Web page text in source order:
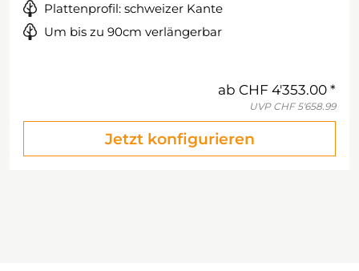
Plattenprofil: schweizer Kante
Um bis zu 90cm verlängerbar
ab CHF 4'353.00
UVP CHF 5'658.99
Jetzt konfigurieren